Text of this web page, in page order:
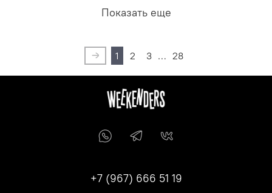
Показать еще
1 2 3 … 28
+7 (967) 666 51 19